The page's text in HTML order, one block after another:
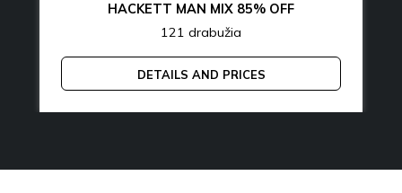
HACKETT MAN MIX 85% OFF
121 drabužia
DETAILS AND PRICES